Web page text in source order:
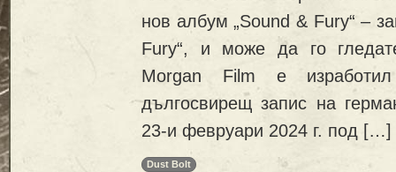
нов албум „Sound & Fury“ –
Fury“, и може да го
Morgan Film е
дългосвирещ запис на
23-и февруари 2024 г. под […]
Dust Bolt